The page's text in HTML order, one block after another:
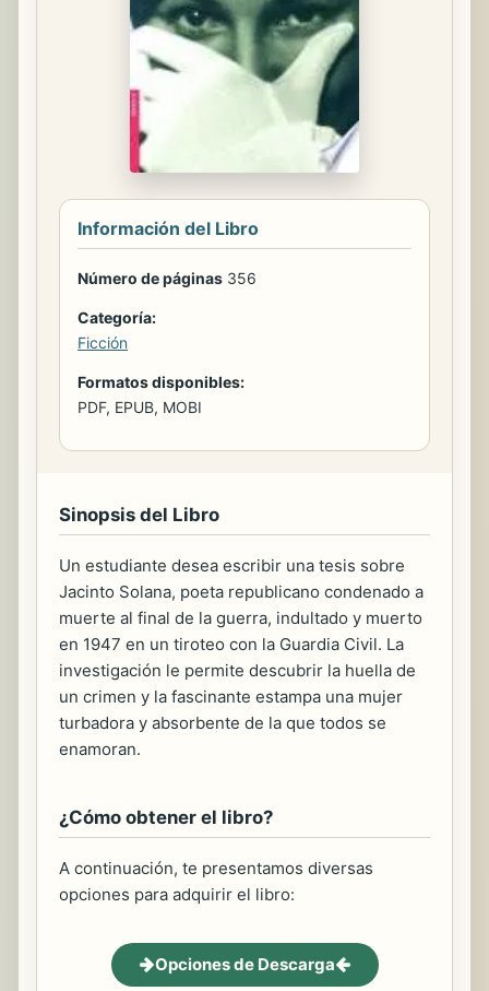
Información del Libro
Número de páginas 356
Categoría:
Ficción
Formatos disponibles:
PDF, EPUB, MOBI
Sinopsis del Libro
Un estudiante desea escribir una tesis sobre
Jacinto Solana, poeta republicano condenado a
muerte al final de la guerra, indultado y muerto
en 1947 en un tiroteo con la Guardia Civil. La
investigación le permite descubrir la huella de
un crimen y la fascinante estampa una mujer
turbadora y absorbente de la que todos se
enamoran.
¿Cómo obtener el libro?
A continuación, te presentamos diversas
opciones para adquirir el libro:
Opciones de Descarga